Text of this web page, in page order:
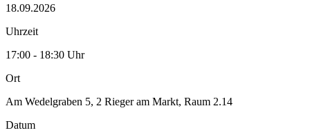
18.09.2026
Uhrzeit
17:00 - 18:30 Uhr
Ort
Am Wedelgraben 5, 2 Rieger am Markt, Raum 2.14
Datum